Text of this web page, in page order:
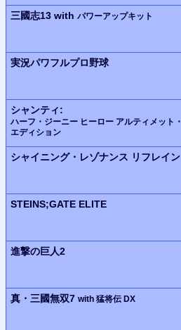
三國志13 with パワーアップキット
実況パワフルプロ野球
シャンティ:
ハーフ・ジーニー ヒーロー アルティメット・
エディション
シャイニング・レゾナンス リフレイン
STEINS;GATE ELITE
進撃の巨人2
真・三國無双7 with 猛将伝 DX